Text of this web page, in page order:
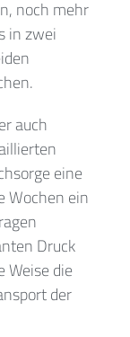
noch mehr
in zwei
auch
eine
Wochen ein
Druck
die
der